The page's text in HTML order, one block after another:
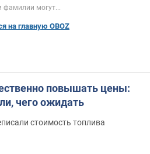
фамилии могут...
на главную OBOZ
повышать цены:
чего ожидать
стоимость топлива